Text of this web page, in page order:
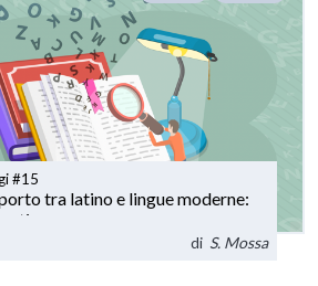
Insegnare Latino oggi #15
tra latino e lingue moderne:
di S. Mossa